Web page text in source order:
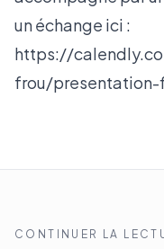
un échange ici :
https://
frou/
CONTINUER LA